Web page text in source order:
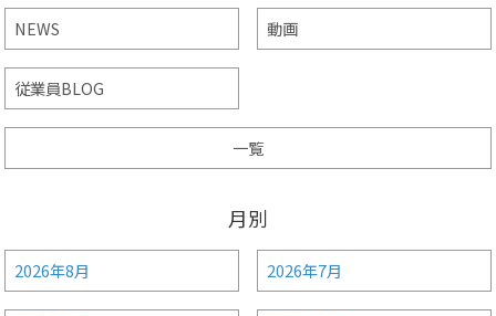
NEWS 動画
従業員BLOG
一覧
月別
2026年8月 2026年7月